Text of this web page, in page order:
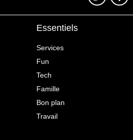
Essentiels
Services
Fun
Tech
Famille
Bon plan
Travail